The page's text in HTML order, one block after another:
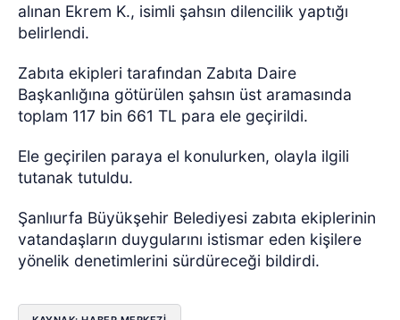
alınan Ekrem K., isimli şahsın dilencilik yaptığı
belirlendi.
Zabıta ekipleri tarafından Zabıta Daire
Başkanlığına götürülen şahsın üst aramasında
toplam 117 bin 661 TL para ele geçirildi.
Ele geçirilen paraya el konulurken, olayla ilgili
tutanak tutuldu.
Şanlıurfa Büyükşehir Belediyesi zabıta ekiplerinin
vatandaşların duygularını istismar eden kişilere
yönelik denetimlerini sürdüreceği bildirdi.